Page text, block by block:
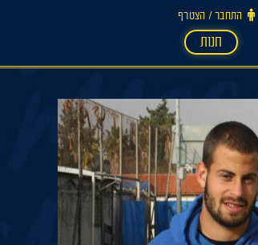
התחבר ‪/‬ הצטרף
חנות